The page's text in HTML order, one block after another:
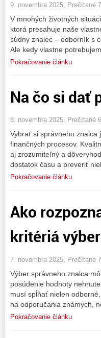
9. novembra 2025, Prečítané
V mnohých životných
ktorá presahuje naše
súdny znalec – odborník s
Ale kedy vlastne
Pokračovanie článku
Na čo si dať
8. novembra 2025, Prečítané
Vybrať si správneho znalca
finančných procesov.
aj zrozumiteľný a
dostatok času a preveriť
Pokračovanie článku
Ako
kritériá
7. novembra 2025, Prečítané
Výber správneho znalca
posúdenie hodnoty
musí spĺňať nielen
na odporúčania známych,
Pokračovanie článku